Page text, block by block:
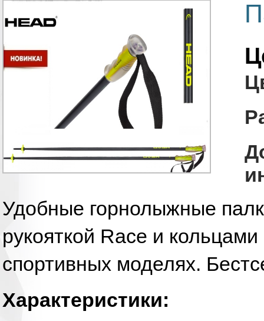
Удобные горнолыжные
рукояткой Race и
спортивных моделях.
Характеристики: